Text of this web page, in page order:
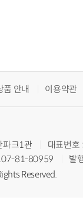
품 안내 이용약관
파크1관
대표번
81-80959
발
Reserved.